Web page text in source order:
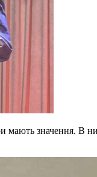
мають значення. В